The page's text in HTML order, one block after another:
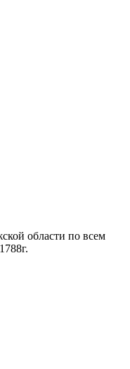
области по всем